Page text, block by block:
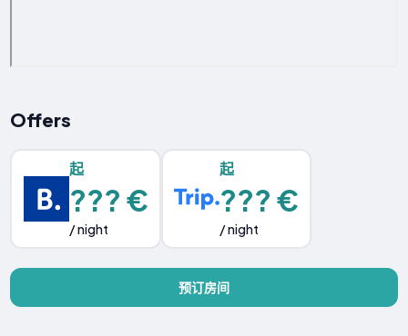
Offers
起
??? €
/ night
起
??? €
/ night
预订房间